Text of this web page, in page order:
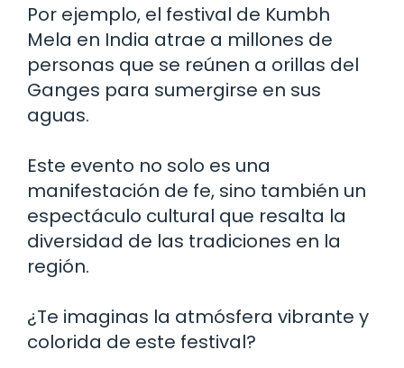
Por ejemplo, el festival de Kumbh
Mela en India atrae a millones de
personas que se reúnen a orillas del
Ganges para sumergirse en sus
aguas.
Este evento no solo es una
manifestación de fe, sino también un
espectáculo cultural que resalta la
diversidad de las tradiciones en la
región.
¿Te imaginas la atmósfera vibrante y
colorida de este festival?